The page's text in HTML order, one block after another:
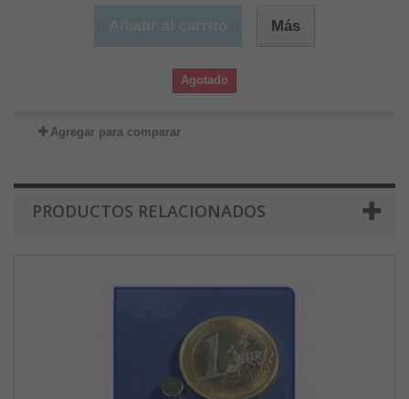
Más
Agotado
Agregar para comparar
PRODUCTOS RELACIONADOS